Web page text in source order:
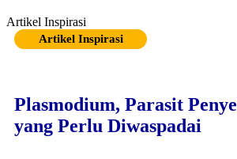
Artikel Inspirasi
Artikel Inspirasi
Plasmodium, Parasit
yang Perlu Diwaspadai